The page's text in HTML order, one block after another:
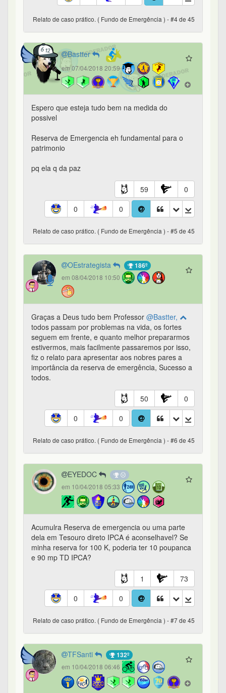
Relato de caso prático. ( Fundo de Emergência ) - #4 de 45
Bastter
em 07/04/2018 20:59
Espero que esteja tudo bem na medida do
possivel
Reserva de Emergencia eh fundamental para o
patrimonio
pq ela q da paz
59
0
0
0
Relato de caso prático. ( Fundo de Emergência ) - #5 de 45
OEstrategista 186º
em 08/04/2018 10:50
Graças a Deus tudo bem Professor @Bastter,
todos passam por problemas na vida, os fortes
seguem em frente, e quanto melhor prepararmos
estivermos, mais facilmente passaremos por isso,
fiz o relato para apresentar aos nobres pares a
importância da reserva de emergência, Sucesso a
todos.
50
0
0
0
Relato de caso prático. ( Fundo de Emergência ) - #6 de 45
EYEDOC
em 10/04/2018 05:33
Acumulra Reserva de emergencia ou uma parte
dela em Tesouro direto IPCA é aconselhavel? Se
minha reserva for 100 K, poderia ter 10 poupanca
e 90 mp TD IPCA?
1
73
0
0
Relato de caso prático. ( Fundo de Emergência ) - #7 de 45
TFSanti 132º
em 10/04/2018 06:46